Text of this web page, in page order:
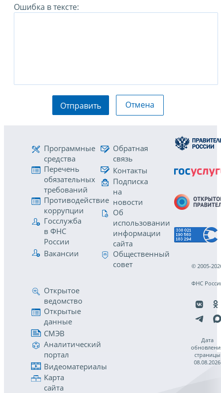
Ошибка в тексте:
Отправить Отмена
Программные
средства
Перечень
обязательных
требований
Противодействие
коррупции
Госслужба
в ФНС
России
Вакансии
Обратная
связь
Контакты
Подписка
на
новости
Об
использовании
информации
сайта
Общественный
совет
Открытое
ведомство
Открытые
данные
СМЭВ
Аналитический
портал
Видеоматериалы
Карта
сайта
© 2005-
ФНС
Дата
страницы
08.08.2026